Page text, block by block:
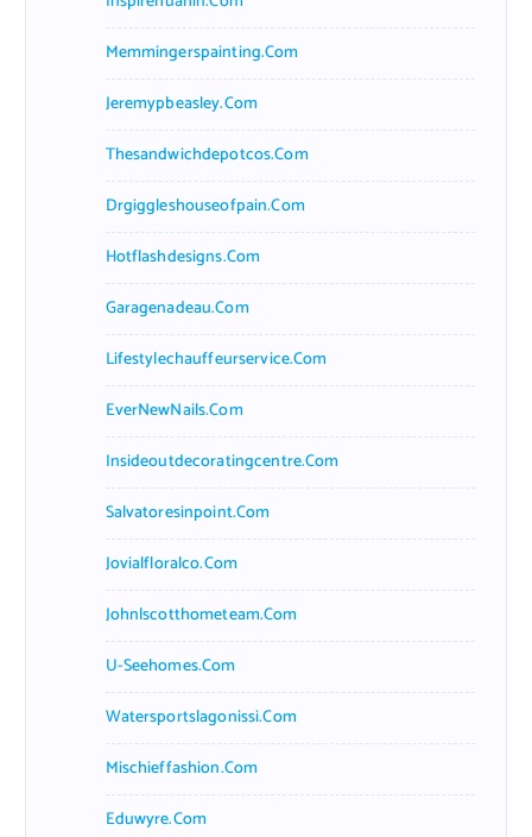
Memmingerspainting.com
Jeremypbeasley.com
Thesandwichdepotcos.com
Drgiggleshouseofpain.com
Hotflashdesigns.com
Garagenadeau.com
Lifestylechauffeurservice.com
EverNewNails.com
Insideoutdecoratingcentre.com
Salvatoresinpoint.com
Jovialfloralco.com
Johnlscotthometeam.com
U-Seehomes.com
Watersportslagonissi.com
Mischieffashion.com
Eduwyre.com